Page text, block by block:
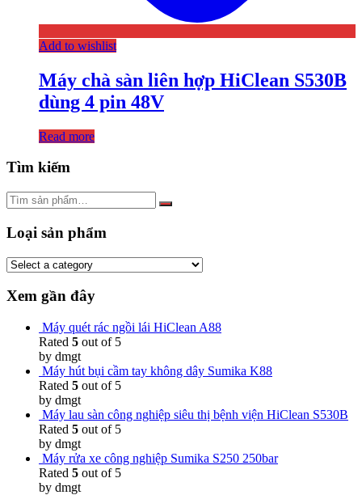
Add to wishlist
Máy chà sàn liên hợp HiClean S530B
dùng 4 pin 48V
Read more
Tìm kiếm
Loại sản phẩm
Xem gần đây
Máy quét rác ngồi lái HiClean A88
Rated 5 out of 5
by dmgt
Máy hút bụi cầm tay không dây Sumika K88
Rated 5 out of 5
by dmgt
Máy lau sàn công nghiệp siêu thị bệnh viện HiClean S530B
Rated 5 out of 5
by dmgt
Máy rửa xe công nghiệp Sumika S250 250bar
Rated 5 out of 5
by dmgt